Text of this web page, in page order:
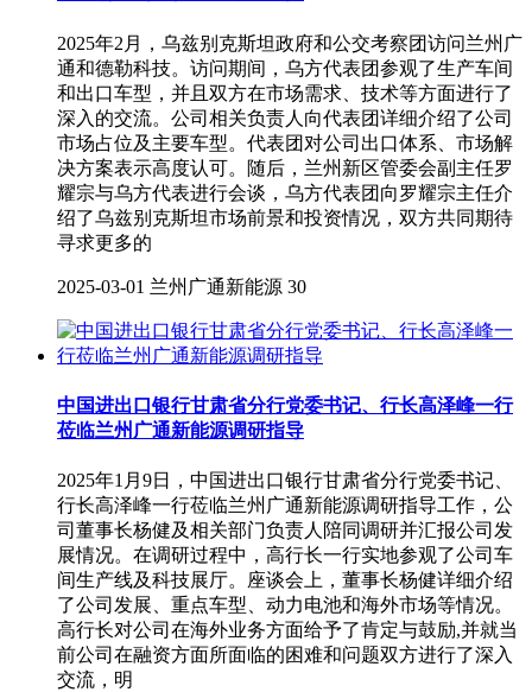
2025年2月，乌兹别克斯坦政府和公交考察团访问兰州广
通和德勒科技。访问期间，乌方代表团参观了生产车间
和出口车型，并且双方在市场需求、技术等方面进行了
深入的交流。公司相关负责人向代表团详细介绍了公司
市场占位及主要车型。代表团对公司出口体系、市场解
决方案表示高度认可。随后，兰州新区管委会副主任罗
耀宗与乌方代表进行会谈，乌方代表团向罗耀宗主任介
绍了乌兹别克斯坦市场前景和投资情况，双方共同期待
寻求更多的
2025-03-01 兰州广通新能源 30
中国进出口银行甘肃省分行党委书记、行长高泽峰一行
莅临兰州广通新能源调研指导
2025年1月9日，中国进出口银行甘肃省分行党委书记、
行长高泽峰一行莅临兰州广通新能源调研指导工作，公
司董事长杨健及相关部门负责人陪同调研并汇报公司发
展情况。在调研过程中，高行长一行实地参观了公司车
间生产线及科技展厅。座谈会上，董事长杨健详细介绍
了公司发展、重点车型、动力电池和海外市场等情况。
高行长对公司在海外业务方面给予了肯定与鼓励,并就当
前公司在融资方面所面临的困难和问题双方进行了深入
交流，明